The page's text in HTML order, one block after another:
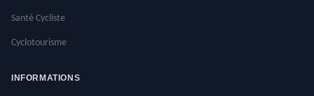
Santé Cycliste
Cyclotourisme
INFORMATIONS